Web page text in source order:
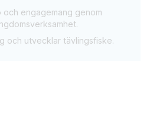
och engagemang genom
och utvecklar tävlingsfiske.